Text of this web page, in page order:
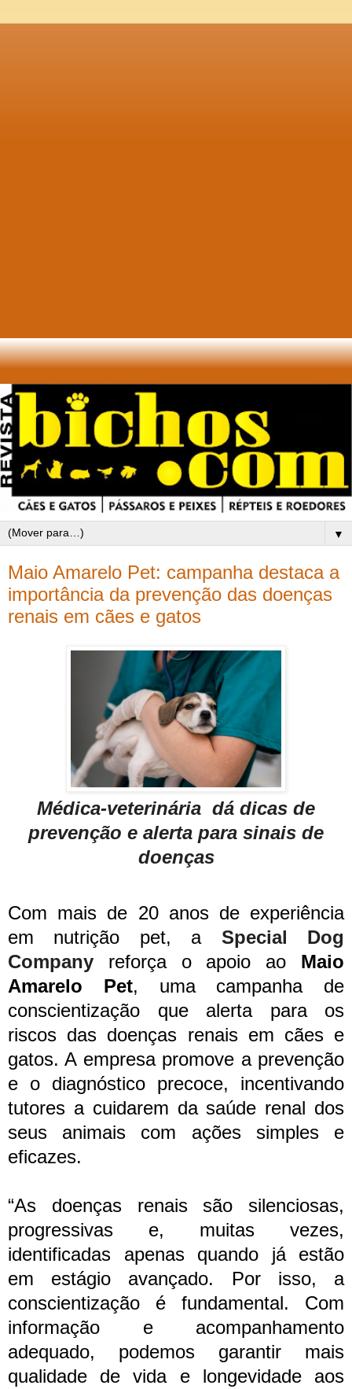
▼
Maio Amarelo Pet: campanha destaca a
importância da prevenção das doenças
renais em cães e gatos
Médica-veterinária dá dicas de
prevenção e alerta para sinais de
doenças
Com mais de 20 anos de experiência
em nutrição pet, a Special Dog
Company reforça o apoio ao Maio
Amarelo Pet, uma campanha de
conscientização que alerta para os
riscos das doenças renais em cães e
gatos. A empresa promove a prevenção
e o diagnóstico precoce, incentivando
tutores a cuidarem da saúde renal dos
seus animais com ações simples e
eficazes.
“As doenças renais são silenciosas,
progressivas e, muitas vezes,
identificadas apenas quando já estão
em estágio avançado. Por isso, a
conscientização é fundamental. Com
informação e acompanhamento
adequado, podemos garantir mais
qualidade de vida e longevidade aos